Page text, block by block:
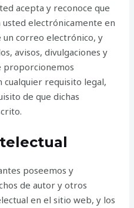
acepta y reconoce que
usted electrónicamente en
correo electrónico, y
avisos, divulgaciones y
proporcionemos
requisito legal,
de que dichas
poseemos y
de autor y otros
en el sitio web, y los